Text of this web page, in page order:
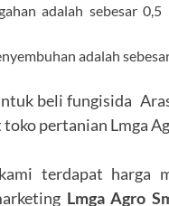
adalah sebesar
adalah
beli fungisida
pertanian Lmga
terdapat harga
Lmga Agro